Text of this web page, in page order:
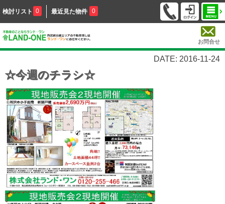
検討リスト 0 最近見た物件 0
お問合せ
DATE: 2016-11-24
☆今週のチラシ☆